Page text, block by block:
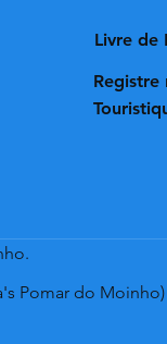
Livre de
Registre
Pomar do Moinho)